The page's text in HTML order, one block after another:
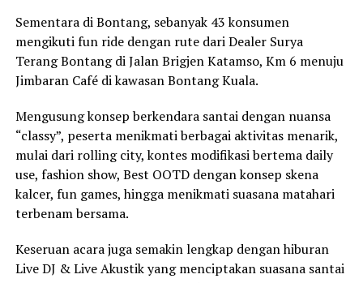
Sementara di Bontang, sebanyak 43 konsumen
mengikuti fun ride dengan rute dari Dealer Surya
Terang Bontang di Jalan Brigjen Katamso, Km 6 menuju
Jimbaran Café di kawasan Bontang Kuala.
Mengusung konsep berkendara santai dengan nuansa
“classy”, peserta menikmati berbagai aktivitas menarik,
mulai dari rolling city, kontes modifikasi bertema daily
use, fashion show, Best OOTD dengan konsep skena
kalcer, fun games, hingga menikmati suasana matahari
terbenam bersama.
Keseruan acara juga semakin lengkap dengan hiburan
Live DJ & Live Akustik yang menciptakan suasana santai